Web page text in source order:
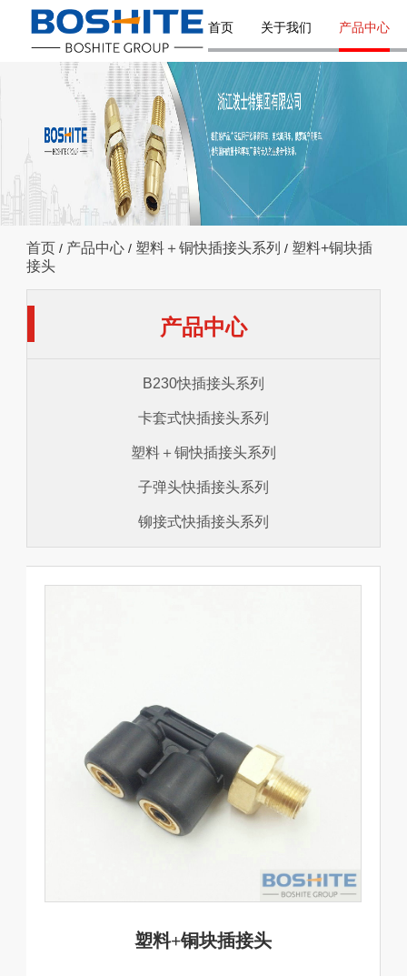
首页 关于我们 产品中心
首页 / 产品中心 / 塑料＋铜快插接头系列 / 塑料+铜块插
接头
产品中心
B230快插接头系列
卡套式快插接头系列
塑料＋铜快插接头系列
子弹头快插接头系列
铆接式快插接头系列
塑料+铜块插接头